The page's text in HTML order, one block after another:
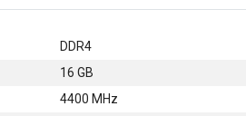
DDR4
16 GB
4400 MHz